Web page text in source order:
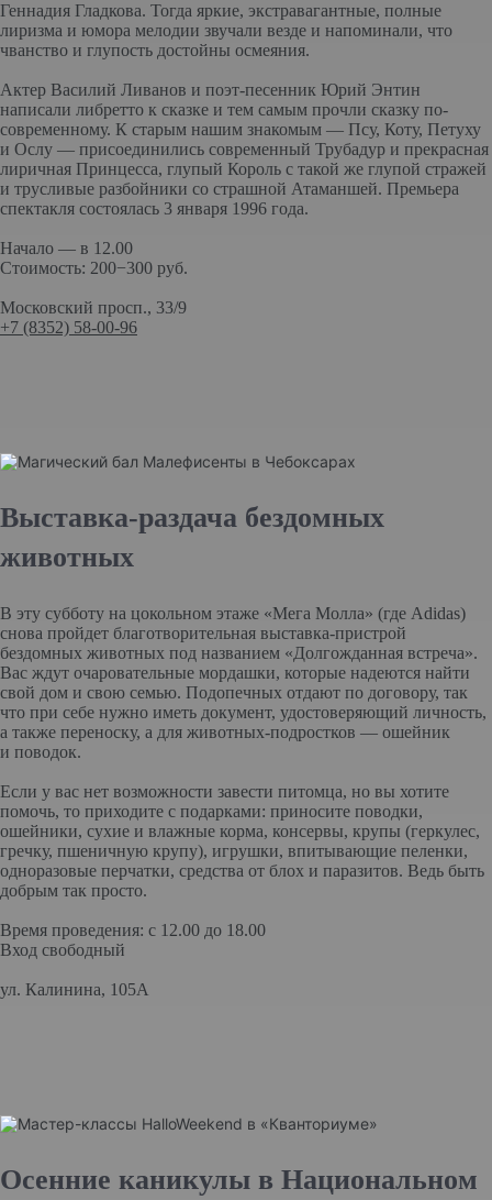
Геннадия Гладкова. Тогда яркие, экстравагантные, полные
лиризма и юмора мелодии звучали везде и напоминали, что
чванство и глупость достойны осмеяния.
Актер Василий Ливанов и поэт-песенник Юрий Энтин
написали либретто к сказке и тем самым прочли сказку по-
современному. К старым нашим знакомым — Псу, Коту, Петуху
и Ослу — присоединились современный Трубадур и прекрасная
лиричная Принцесса, глупый Король с такой же глупой стражей
и трусливые разбойники со страшной Атаманшей. Премьера
спектакля состоялась 3 января 1996 года.
Начало — в 12.00
Стоимость: 200−300 руб.
Московский просп., 33/9
+7 (8352) 58-00-96
Выставка-раздача бездомных
животных
В эту субботу на цокольном этаже «Мега Молла» (где Adidas)
снова пройдет благотворительная выставка-пристрой
бездомных животных под названием «Долгожданная встреча».
Вас ждут очаровательные мордашки, которые надеются найти
свой дом и свою семью. Подопечных отдают по договору, так
что при себе нужно иметь документ, удостоверяющий личность,
а также переноску, а для животных-подростков — ошейник
и поводок.
Если у вас нет возможности завести питомца, но вы хотите
помочь, то приходите с подарками: приносите поводки,
ошейники, сухие и влажные корма, консервы, крупы (геркулес,
гречку, пшеничную крупу), игрушки, впитывающие пеленки,
одноразовые перчатки, средства от блох и паразитов. Ведь быть
добрым так просто.
Время проведения: с 12.00 до 18.00
Вход свободный
ул. Калинина, 105А
Осенние каникулы в Национальном